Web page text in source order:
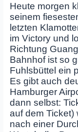
Heute morgen
seinem
letzten
im Victory und
Richtung
Bahnhof ist so
Fuhlsbüttel ein
Es gibt auch
Hamburger
dann selbst:
auf dem Ticket)
nach einer